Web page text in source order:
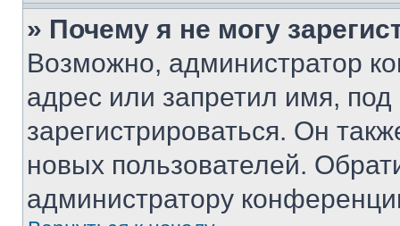
» Почему я не могу
Возможно, администратор
адрес или запретил имя,
зарегистрироваться. Он
новых пользователей.
администратору